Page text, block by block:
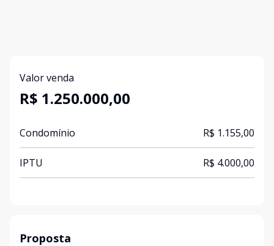
Valor venda
R$ 1.250.000,00
Condomínio R$ 1.155,00
IPTU R$ 4.000,00
Proposta